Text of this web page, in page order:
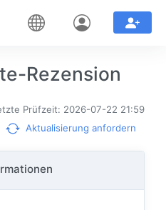
Rezension
Prüfzeit: 2026-07-22 21:59
Aktualisierung anfordern